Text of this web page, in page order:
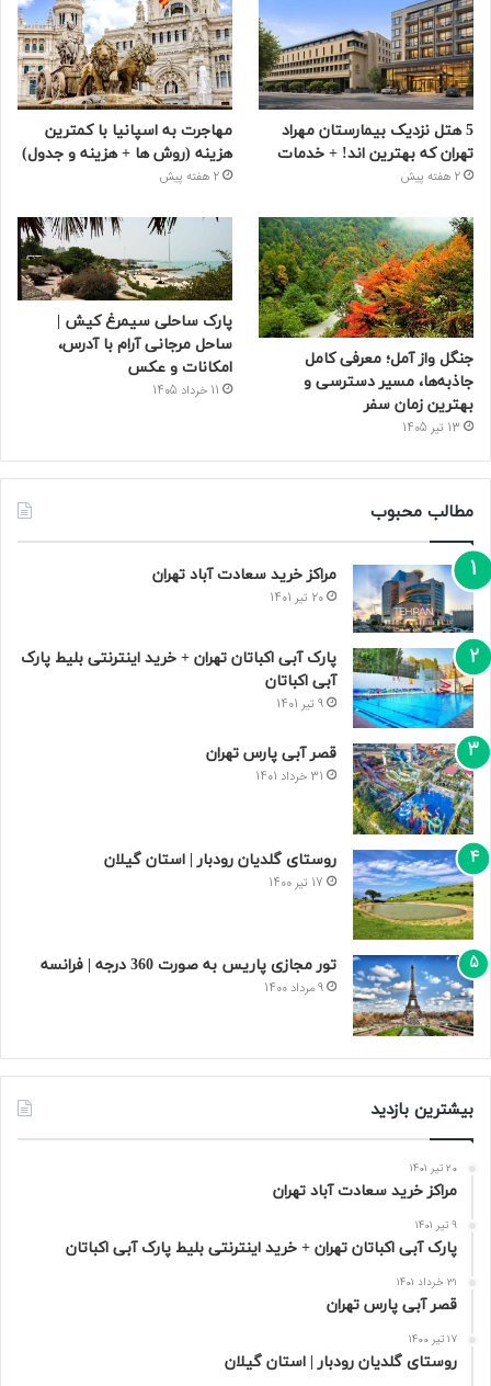
5 هتل نزدیک بیمارستان مهراد
تهران که بهترین‌ اند! + خدمات
2 هفته پیش
مهاجرت به اسپانیا با کمترین
هزینه (روش ها + هزینه و جدول)
2 هفته پیش
جنگل واز آمل؛ معرفی کامل
جاذبه‌ها، مسیر دسترسی و
بهترین زمان سفر
13 تیر 1405
پارک ساحلی سیمرغ کیش |
ساحل مرجانی آرام با آدرس،
امکانات و عکس
11 خرداد 1405
مطالب محبوب
مراکز خرید سعادت‌ آباد تهران
20 تیر 1401
پارک آبی اکباتان تهران + خرید اینترنتی بلیط پارک
آبی اکباتان
9 تیر 1401
قصر آبی پارس تهران
31 خرداد 1401
روستای گلدیان رودبار | استان گیلان
17 تیر 1400
تور مجازی پاریس به صورت 360 درجه | فرانسه
9 مرداد 1400
بیشترین بازدید
20 تیر 1401
مراکز خرید سعادت‌ آباد تهران
9 تیر 1401
پارک آبی اکباتان تهران + خرید اینترنتی بلیط پارک آبی اکباتان
31 خرداد 1401
قصر آبی پارس تهران
17 تیر 1400
روستای گلدیان رودبار | استان گیلان